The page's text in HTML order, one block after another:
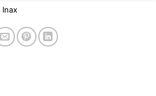
Inax